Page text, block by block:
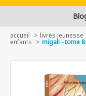
accueil livres jeunesse
enfants migali - tome